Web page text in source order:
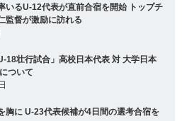
いるU-12代表が直前合宿を開始 トップチ
監督が激励に訪れる
18壮行試合」高校日本代表 対 大学日本
ついて
胸に U-23代表候補が4日間の選考合宿を